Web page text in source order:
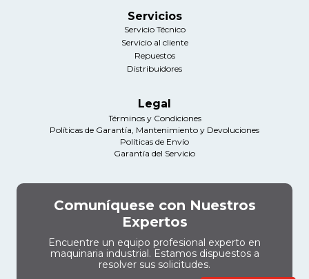
Servicios
Servicio Técnico
Servicio al cliente
Repuestos
Distribuidores
Legal
Términos y Condiciones
Políticas de Garantía, Mantenimiento y Devoluciones
Políticas de Envío
Garantía del Servicio
Comuníquese con Nuestros
Expertos
Encuentre un equipo profesional experto en
maquinaria industrial. Estamos dispuestos a
resolver sus solicitudes.